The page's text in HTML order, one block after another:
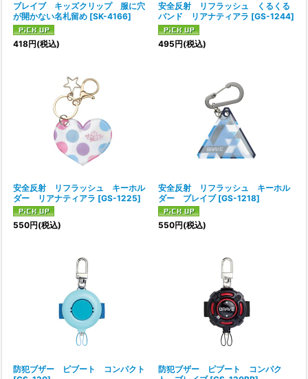
ブレイブ キッズクリップ 服に穴
が開かない名札留め [SK-4166]
418円(税込)
安全反射 リフラッシュ くるくる
バンド リアナティアラ [GS-1244]
495円(税込)
安全反射 リフラッシュ キーホル
ダー リアナティアラ [GS-1225]
550円(税込)
安全反射 リフラッシュ キーホル
ダー ブレイブ [GS-1218]
550円(税込)
防犯ブザー ピブート コンパクト
防犯ブザー ピブート コンパク